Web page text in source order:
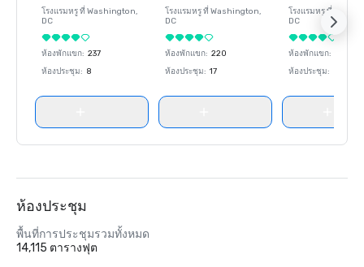
โรงแรมหรู ที่ Washington,
DC
ห้องพักแขก: 237
ห้องประชุม: 8
โรงแรมหรู ที่ Washington,
DC
ห้องพักแขก: 220
ห้องประชุม: 17
โรงแรมหรู ที่
DC
ห้องพักแขก:
ห้องประชุม:
ห้องประชุม
พื้นที่การประชุมรวมทั้งหมด
14,115 ตารางฟุต